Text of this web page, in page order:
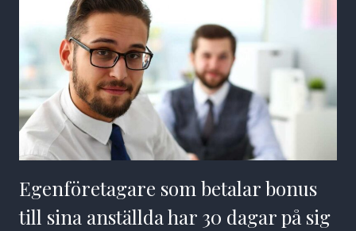
Egenföretagare som betalar bonus
till sina anställda har 30 dagar på sig